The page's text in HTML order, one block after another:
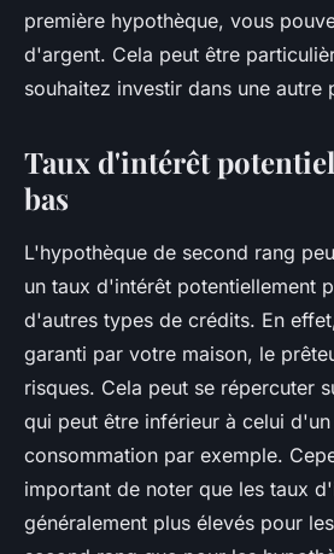
première hypothèque, vous
d'argent. Cela peut être
souhaitez investir dans une autre
Taux d'intérêt
bas
L'hypothèque de second rang
un taux d'intérêt potentiellement
d'autres types de crédits. En
garanti par votre maison, le
risques. Cela peut se répercuter
qui peut être inférieur à celui
consommation par exemple.
important de noter que les taux
généralement plus élevés pour